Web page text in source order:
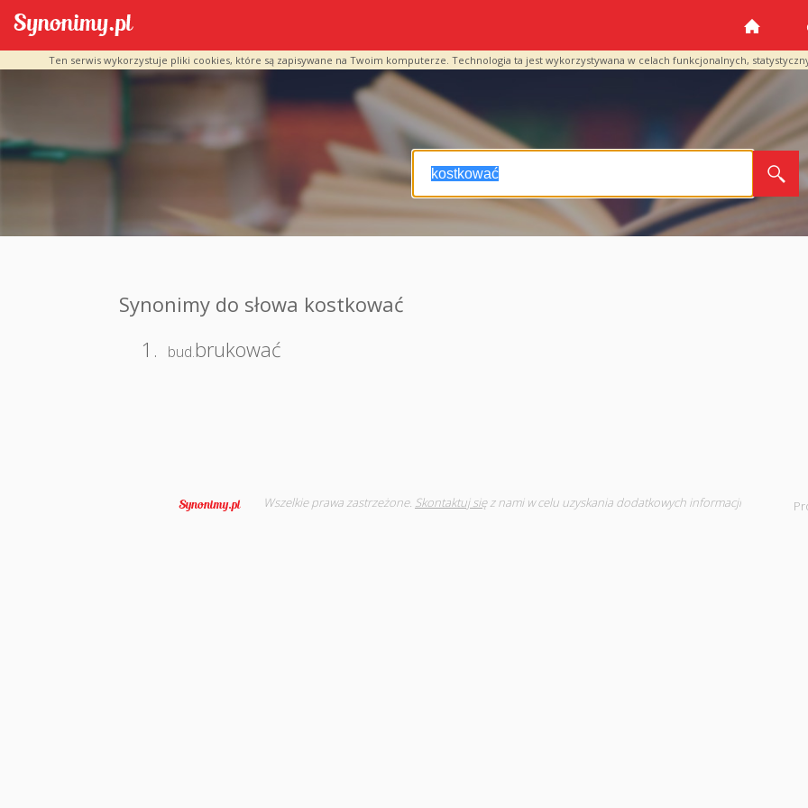
Ten serwis wykorzystuje pliki cookies, które są zapisywane na Twoim komputerze. Technologia ta jest wykorzystywana w celach funkcjonalnych,
Synonimy do słowa kostkować
1.
bud.brukować
Wszelkie prawa zastrzeżone. Skontaktuj sięz nami w celu uzyskania dodatkowych informacji